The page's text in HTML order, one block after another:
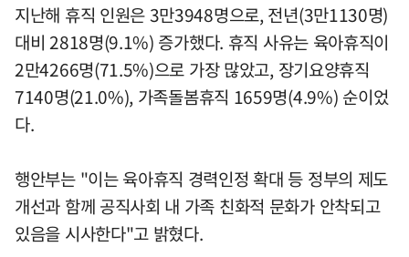
지난해 휴직 인원은 3만3948명으로, 전년(3만1130명)
대비 2818명(9.1%) 증가했다. 휴직 사유는 육아휴직이
2만4266명(71.5%)으로 가장 많았고, 장기요양휴직
7140명(21.0%), 가족돌봄휴직 1659명(4.9%) 순이었
다.
행안부는 "이는 육아휴직 경력인정 확대 등 정부의 제도
개선과 함께 공직사회 내 가족 친화적 문화가 안착되고
있음을 시사한다"고 밝혔다.